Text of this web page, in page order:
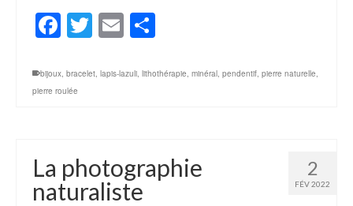
Facebook
Twitter
Email
bijoux bracelet lapis-lazuli lithothérapie minéral pendentif pierre naturelle
pierre roulée
2
FÉV 2022
La photographie
naturaliste